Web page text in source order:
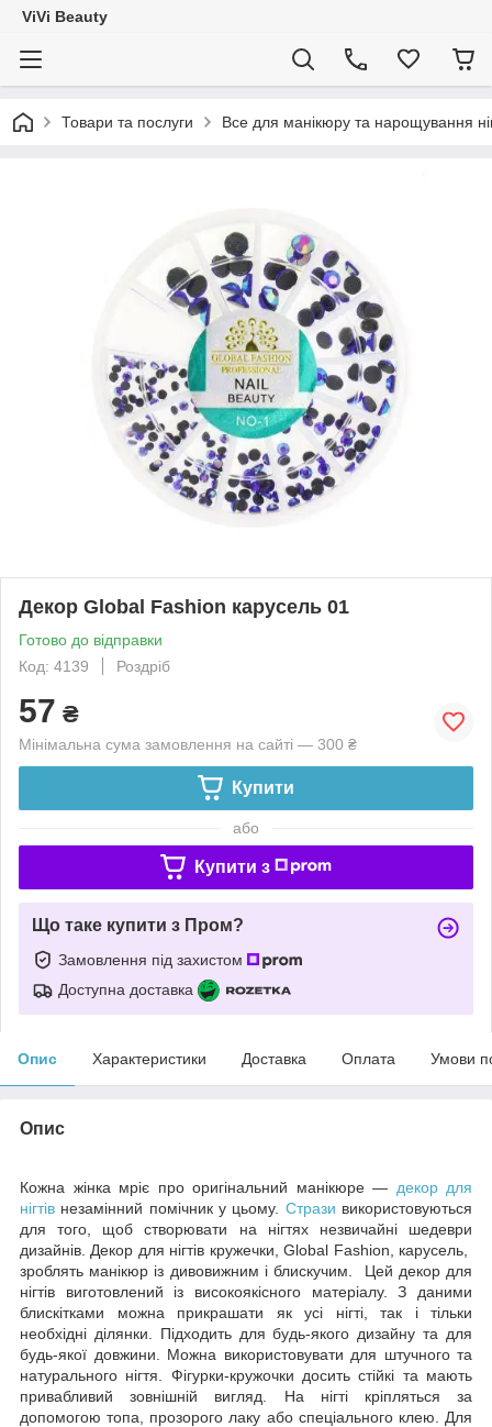
ViVi Beauty
Товари та послуги Все для манікюру та нарощування
Декор Global Fashion карусель 01
Готово до відправки
Код: 4139
Роздріб
57 ₴
Мінімальна сума замовлення на сайті — 300 ₴
Купити
або
Купити з
Що таке купити з Пром?
Замовлення під захистом
Доступна доставка
Опис Характеристики Доставка Оплата Умови
Опис
Кожна жінка мріє про оригінальний манікюре — декор для
нігтів незамінний помічник у цьому. Стрази використовуються
для того, щоб створювати на нігтях незвичайні шедеври
дизайнів. Декор для нігтів кружечки, Global Fashion, карусель,
зроблять манікюр із дивовижним і блискучим. Цей декор для
нігтів виготовлений із високоякісного матеріалу. З даними
блискітками можна прикрашати як усі нігті, так і тільки
необхідні ділянки. Підходить для будь-якого дизайну та для
будь-якої довжини. Можна використовувати для штучного та
натурального нігтя. Фігурки-кружочки досить стійкі та мають
привабливий зовнішній вигляд. На нігті кріпляться за
допомогою топа, прозорого лаку або спеціального клею. Для